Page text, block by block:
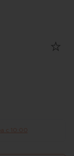
c 10:00